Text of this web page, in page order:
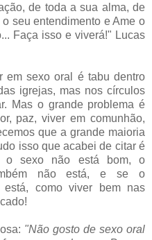
de toda a sua alma, de
seu entendimento e Ame o
Faça isso e viverá!" Lucas
em sexo oral é tabu dentro
igrejas, mas nos círculos
Mas o grande problema é
paz, viver em comunhão,
que a grande maioria
isso que acabei de citar é
o sexo não está bom, o
não está, e se o
está, como viver bem nas
"Não gosto de sexo oral